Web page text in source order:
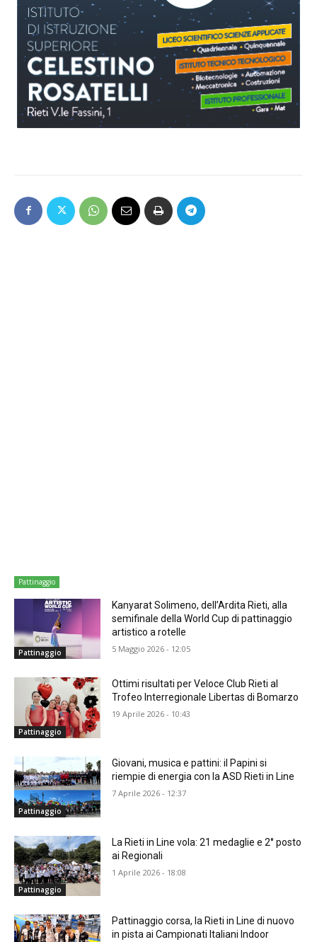
Pattinaggio
Pattinaggio
Kanyarat Solimeno, dell’Ardita Rieti, alla
semifinale della World Cup di pattinaggio
artistico a rotelle
5 Maggio 2026 - 12:05
Pattinaggio
Ottimi risultati per Veloce Club Rieti al
Trofeo Interregionale Libertas di Bomarzo
19 Aprile 2026 - 10:43
Pattinaggio
Giovani, musica e pattini: il Papini si
riempie di energia con la ASD Rieti in Line
7 Aprile 2026 - 12:37
Pattinaggio
La Rieti in Line vola: 21 medaglie e 2° posto
ai Regionali
1 Aprile 2026 - 18:08
Pattinaggio corsa, la Rieti in Line di nuovo
in pista ai Campionati Italiani Indoor